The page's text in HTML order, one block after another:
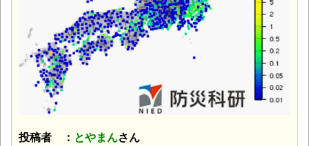
投稿者 ： とやまんさん